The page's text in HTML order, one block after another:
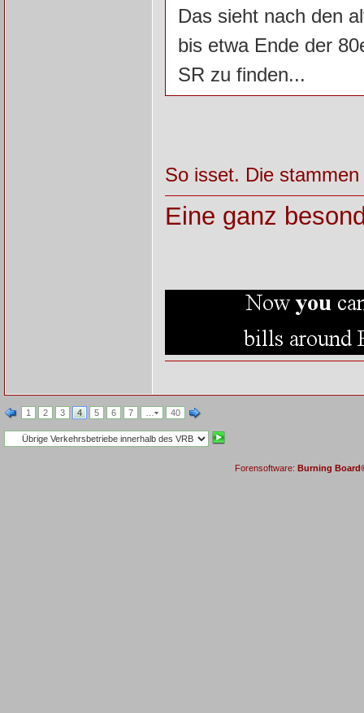
Das sieht nach den
bis etwa Ende der
SR zu finden...
So isset. Die
Eine ganz
1 2 3 4 5 6 7 40
Forensoftware: Burning